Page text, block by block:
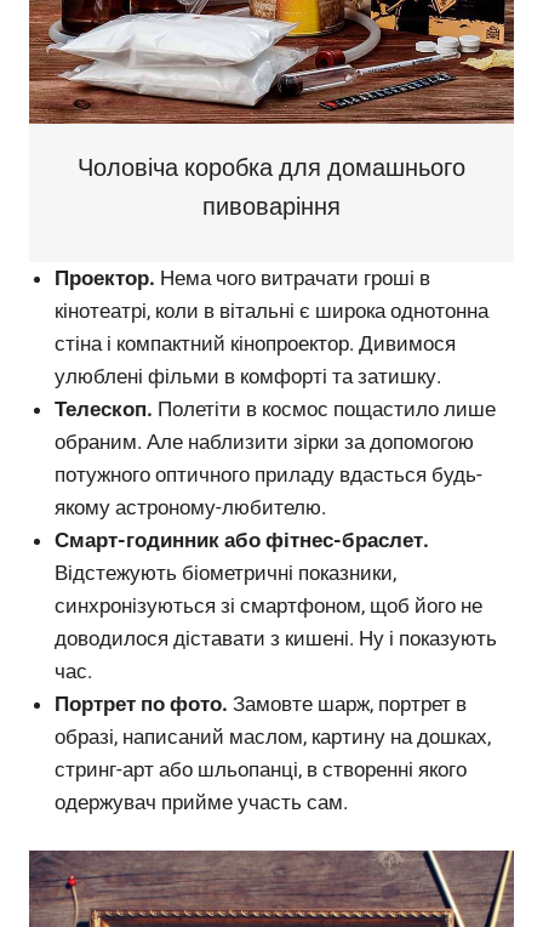
Чоловіча коробка для домашнього
пивоваріння
Проектор. Нема чого витрачати гроші в
кінотеатрі, коли в вітальні є широка однотонна
стіна і компактний кінопроектор. Дивимося
улюблені фільми в комфорті та затишку.
Телескоп. Полетіти в космос пощастило лише
обраним. Але наблизити зірки за допомогою
потужного оптичного приладу вдасться будь-
якому астроному-любителю.
Смарт-годинник або фітнес-браслет.
Відстежують біометричні показники,
синхронізуються зі смартфоном, щоб його не
доводилося діставати з кишені. Ну і показують
час.
Портрет по фото. Замовте шарж, портрет в
образі, написаний маслом, картину на дошках,
стринг-арт або шльопанці, в створенні якого
одержувач прийме участь сам.